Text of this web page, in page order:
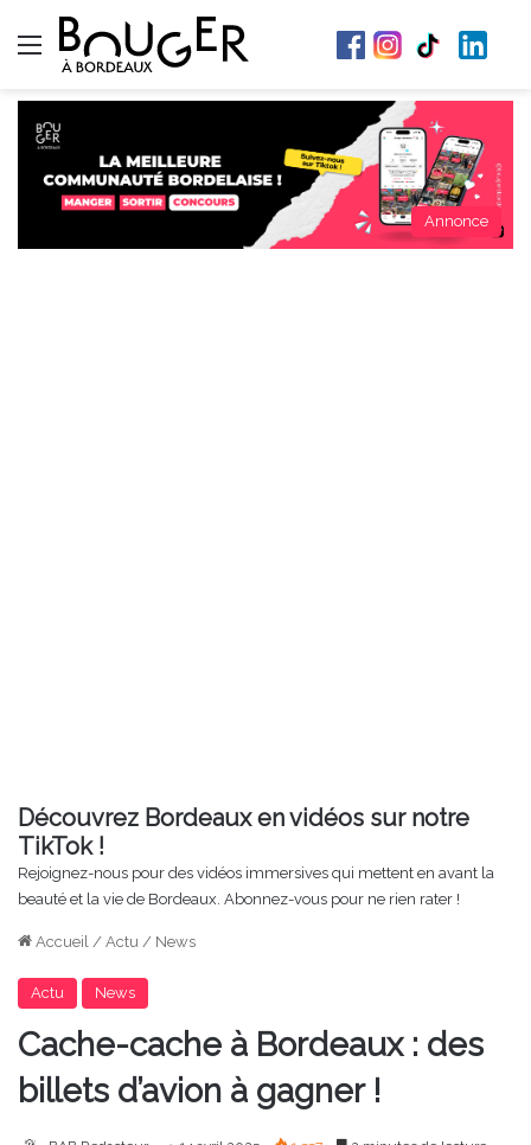
Menu
Annonce
Découvrez Bordeaux en vidéos sur notre
TikTok !
Rejoignez-nous pour des vidéos immersives qui mettent en avant la
beauté et la vie de Bordeaux. Abonnez-vous pour ne rien rater !
Accueil / Actu / News
Actu News
Cache-cache à Bordeaux : des
billets d’avion à gagner !